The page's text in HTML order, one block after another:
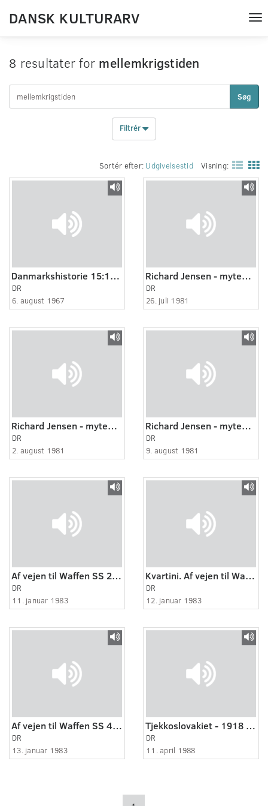
DANSK KULTURARV
8 resultater for mellemkrigstiden
Søg
Filtrér
Sortér efter: Udgivelsestid Visning:
Danmarkshistorie 15:15 - Fra mellemkrigstiden til i dag
DR
6. august 1967
Richard Jensen - myten om en mand og en tid 3:7
DR
26. juli 1981
Richard Jensen - myten om en mand og en tid 4:7
DR
2. august 1981
Richard Jensen - myten om en mand og en tid 5:7
DR
9. august 1981
Af vejen til Waffen SS 2. Om børnehjem og flugtforsøg
DR
11. januar 1983
Kvartini. Af vejen til Waffen SS 3. Om springture og pipceller
DR
12. januar 1983
Af vejen til Waffen SS 4. Om mælkesjaskeren og Hitlers elitetropper
DR
13. januar 1983
Tjekkoslovakiet - 1918 - 1948 - 1968 -1988
DR
11. april 1988